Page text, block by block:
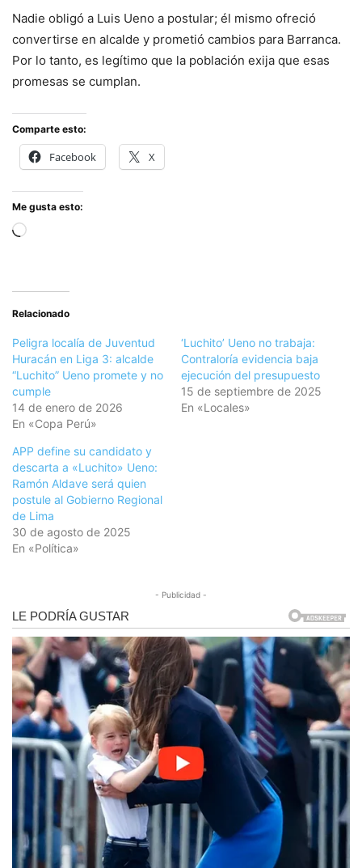
Nadie obligó a Luis Ueno a postular; él mismo ofreció
convertirse en alcalde y prometió cambios para Barranca.
Por lo tanto, es legítimo que la población exija que esas
promesas se cumplan.
Comparte esto:
Facebook X
Me gusta esto:
Cargando...
Relacionado
Peligra localía de Juventud
Huracán en Liga 3: alcalde
“Luchito” Ueno promete y no
cumple
14 de enero de 2026
En «Copa Perú»
‘Luchito’ Ueno no trabaja:
Contraloría evidencia baja
ejecución del presupuesto
15 de septiembre de 2025
En «Locales»
APP define su candidato y
descarta a «Luchito» Ueno:
Ramón Aldave será quien
postule al Gobierno Regional
de Lima
30 de agosto de 2025
En «Política»
- Publicidad -